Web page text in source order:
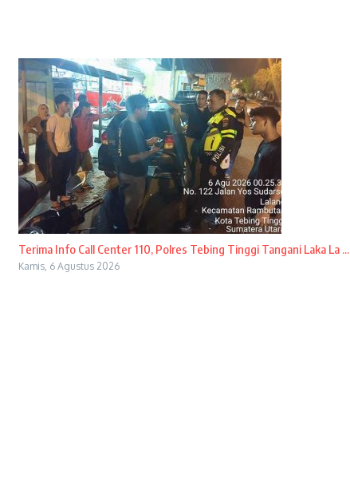
Terima Info Call Center 110, Polres Tebing Tinggi Tangani Laka La ...
Kamis, 6 Agustus 2026